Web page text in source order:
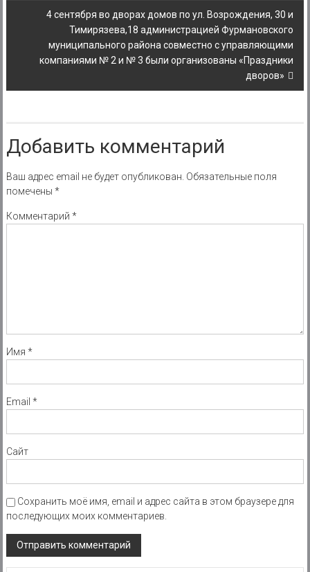
4 сентября во дворах домов по ул. Возрождения, 30 и
Тимирязева,18 администрацией Фурмановского
муниципального района совместно с управляющими
компаниями № 2 и № 3 были организованы «Праздники
дворов»
Добавить комментарий
Ваш адрес email не будет опубликован. Обязательные поля
помечены *
Комментарий *
Имя *
Email *
Сайт
Сохранить моё имя, email и адрес сайта в этом браузере для
последующих моих комментариев.